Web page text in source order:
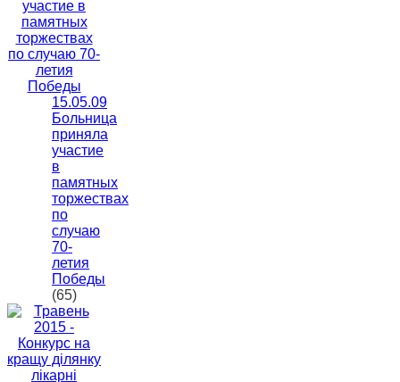
15.05.09
Больница
приняла
участие
в
памятных
торжествах
по
случаю
70-
летия
Победы
(65)